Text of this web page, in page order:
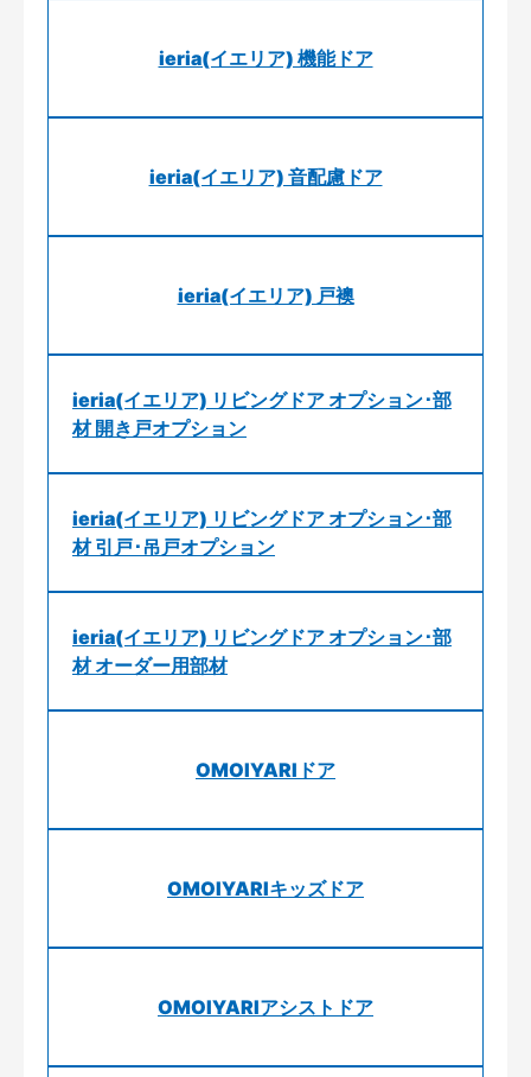
ieria(イエリア) 機能ドア
ieria(イエリア) 音配慮ドア
ieria(イエリア) 戸襖
ieria(イエリア) リビングドア オプション･部
材 開き戸オプション
ieria(イエリア) リビングドア オプション･部
材 引戸･吊戸オプション
ieria(イエリア) リビングドア オプション･部
材 オーダー用部材
OMOIYARIドア
OMOIYARIキッズドア
OMOIYARIアシストドア